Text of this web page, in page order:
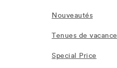
Nouveautés
Tenues de
Special Price